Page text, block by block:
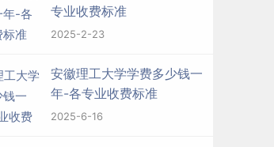
专业收费标准
2025-2-23
安徽理工大学学费多少钱一
年-各专业收费标准
2025-6-16